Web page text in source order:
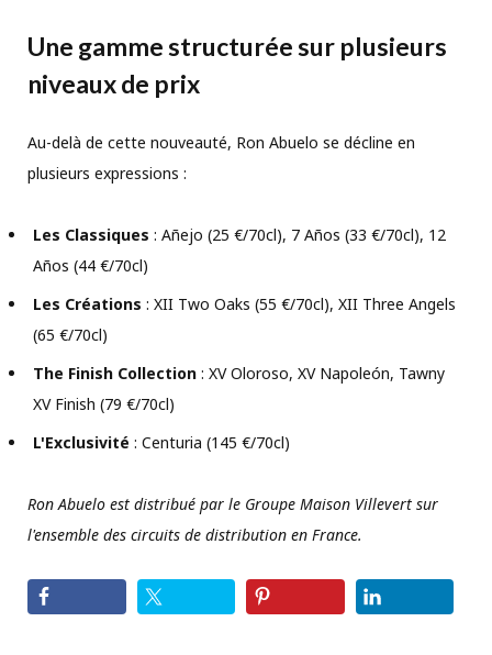
Une gamme structurée sur plusieurs
niveaux de prix
Au-delà de cette nouveauté, Ron Abuelo se décline en
plusieurs expressions :
Les Classiques : Añejo (25 €/70cl), 7 Años (33 €/70cl), 12
Años (44 €/70cl)
Les Créations : XII Two Oaks (55 €/70cl), XII Three Angels
(65 €/70cl)
The Finish Collection : XV Oloroso, XV Napoleón, Tawny
XV Finish (79 €/70cl)
L'Exclusivité : Centuria (145 €/70cl)
Ron Abuelo est distribué par le Groupe Maison Villevert sur
l'ensemble des circuits de distribution en France.